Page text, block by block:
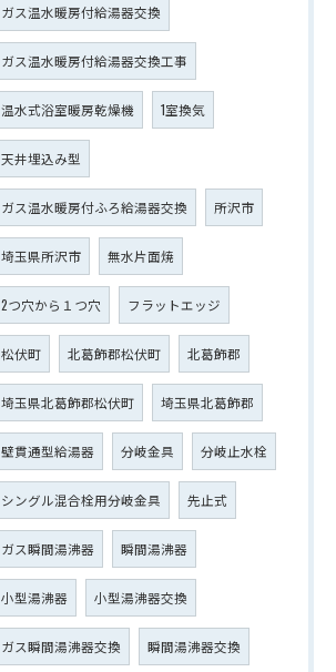
ガス温水暖房付給湯器交換
ガス温水暖房付給湯器交換工事
温水式浴室暖房乾燥機 1室換気
天井埋込み型
ガス温水暖房付ふろ給湯器交換 所沢市
埼玉県所沢市 無水片面焼
2つ穴から１つ穴 フラットエッジ
松伏町 北葛飾郡松伏町 北葛飾郡
埼玉県北葛飾郡松伏町 埼玉県北葛飾郡
壁貫通型給湯器 分岐金具 分岐止水栓
シングル混合栓用分岐金具 先止式
ガス瞬間湯沸器 瞬間湯沸器
小型湯沸器 小型湯沸器交換
ガス瞬間湯沸器交換 瞬間湯沸器交換